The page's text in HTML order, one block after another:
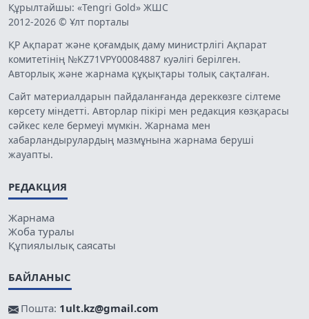
Құрылтайшы: «Tengri Gold» ЖШС
2012-2026 © Ұлт порталы
ҚР Ақпарат және қоғамдық даму министрлігі Ақпарат
комитетінің №KZ71VPY00084887 куәлігі берілген.
Авторлық және жарнама құқықтары толық сақталған.
Сайт материалдарын пайдаланғанда дереккөзге сілтеме
көрсету міндетті. Авторлар пікірі мен редакция көзқарасы
сәйкес келе бермеуі мүмкін. Жарнама мен
хабарландырулардың мазмұнына жарнама беруші
жауапты.
РЕДАКЦИЯ
Жарнама
Жоба туралы
Құпиялылық саясаты
БАЙЛАНЫС
Пошта: 1ult.kz@gmail.com